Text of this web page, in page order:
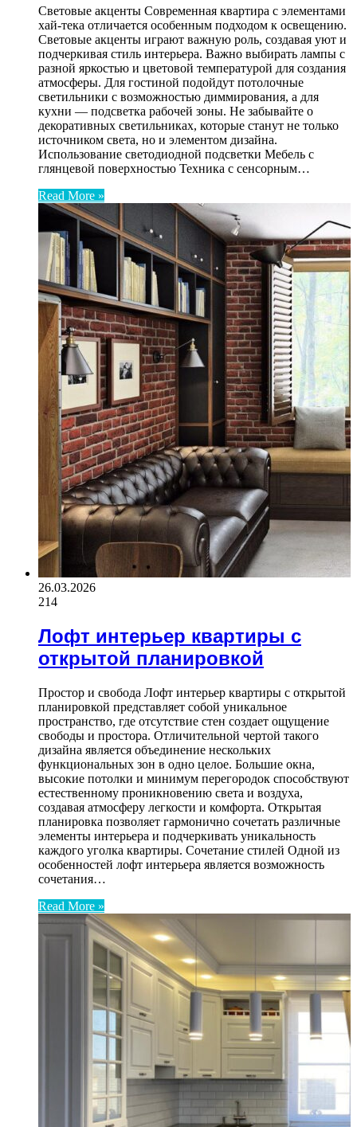
Световые акценты Современная квартира с элементами
хай-тека отличается особенным подходом к освещению.
Световые акценты играют важную роль, создавая уют и
подчеркивая стиль интерьера. Важно выбирать лампы с
разной яркостью и цветовой температурой для создания
атмосферы. Для гостиной подойдут потолочные
светильники с возможностью диммирования, а для
кухни — подсветка рабочей зоны. Не забывайте о
декоративных светильниках, которые станут не только
источником света, но и элементом дизайна.
Использование светодиодной подсветки Мебель с
глянцевой поверхностью Техника с сенсорным…
Read More »
26.03.2026
214
Лофт интерьер квартиры с
открытой планировкой
Простор и свобода Лофт интерьер квартиры с открытой
планировкой представляет собой уникальное
пространство, где отсутствие стен создает ощущение
свободы и простора. Отличительной чертой такого
дизайна является объединение нескольких
функциональных зон в одно целое. Большие окна,
высокие потолки и минимум перегородок способствуют
естественному проникновению света и воздуха,
создавая атмосферу легкости и комфорта. Открытая
планировка позволяет гармонично сочетать различные
элементы интерьера и подчеркивать уникальность
каждого уголка квартиры. Сочетание стилей Одной из
особенностей лофт интерьера является возможность
сочетания…
Read More »